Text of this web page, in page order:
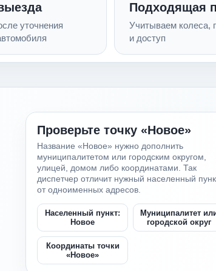
уточнения
Подходящая
Учитываем колеса,
и доступ
Проверьте точку «Новое»
Название «Новое» нужно дополнить
муниципалитетом или городским округом,
улицей, домом либо координатами. Так
диспетчер отличит нужный населенный
от одноименных адресов.
Населенный пункт:
Новое
Муниципалитет
городской округ
Координаты точки
«Новое»